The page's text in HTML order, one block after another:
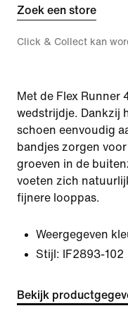
Zoek een store
Click & Collect kan
Met de Flex Runner
wedstrijdje. Dankzij
schoen eenvoudig
bandjes zorgen
groeven in de
voeten zich
fijnere looppas.
Weergegeven
Stijl:
IF2893-102
Bekijk